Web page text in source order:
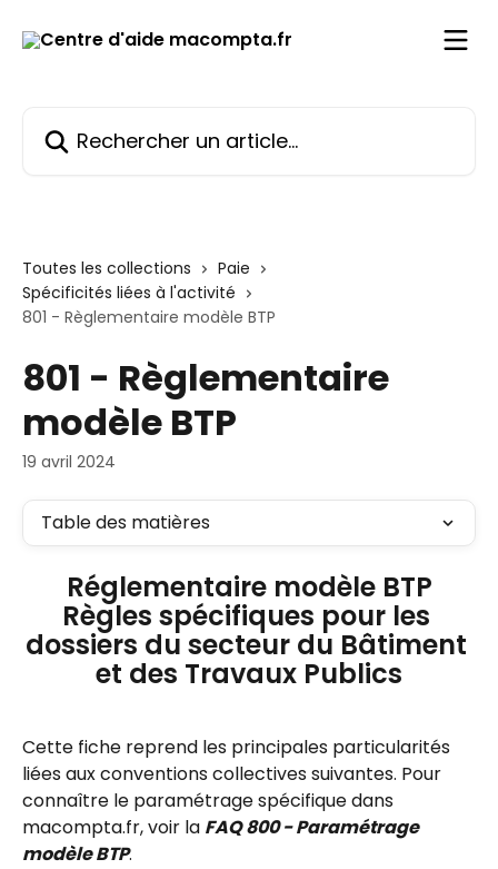
Toutes les collections
Paie
Spécificités liées à l'activité
801 - Règlementaire modèle BTP
801 - Règlementaire
modèle BTP
19 avril 2024
Table des matières
Réglementaire modèle BTP
Règles spécifiques pour les
dossiers du secteur du Bâtiment
et des Travaux Publics
Cette fiche reprend les principales particularités
liées aux conventions collectives suivantes. Pour
connaître le paramétrage spécifique dans
macompta.fr, voir la FAQ 800 - Paramétrage
modèle BTP.